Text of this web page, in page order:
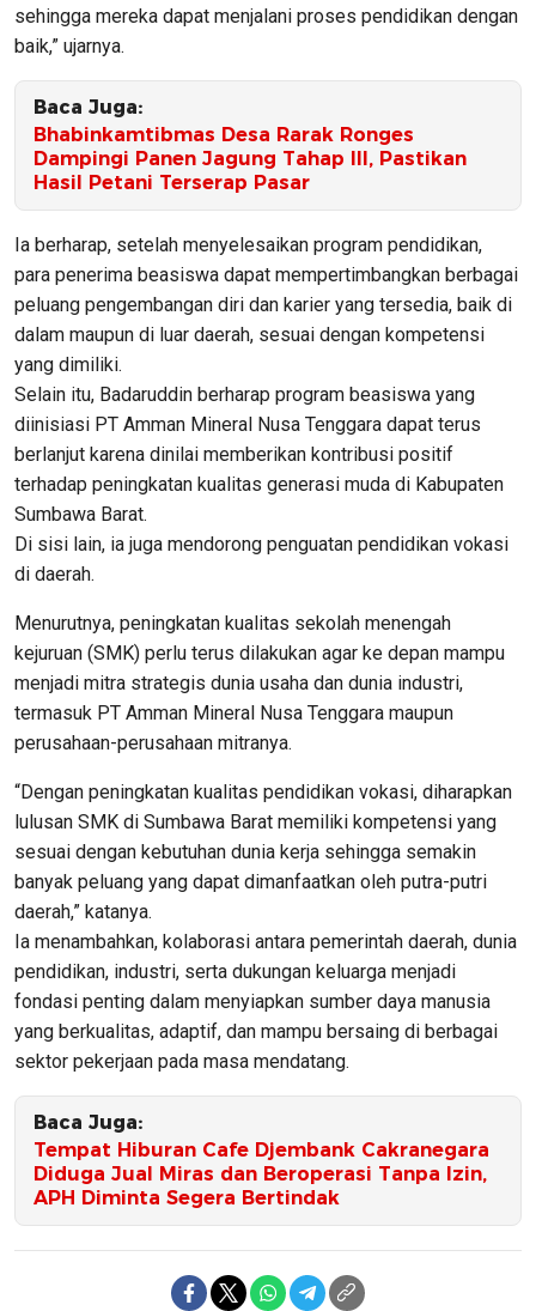
sehingga mereka dapat menjalani proses pendidikan dengan
baik,” ujarnya.
Baca Juga:
Bhabinkamtibmas Desa Rarak Ronges
Dampingi Panen Jagung Tahap III, Pastikan
Hasil Petani Terserap Pasar
Ia berharap, setelah menyelesaikan program pendidikan,
para penerima beasiswa dapat mempertimbangkan berbagai
peluang pengembangan diri dan karier yang tersedia, baik di
dalam maupun di luar daerah, sesuai dengan kompetensi
yang dimiliki.
Selain itu, Badaruddin berharap program beasiswa yang
diinisiasi PT Amman Mineral Nusa Tenggara dapat terus
berlanjut karena dinilai memberikan kontribusi positif
terhadap peningkatan kualitas generasi muda di Kabupaten
Sumbawa Barat.
Di sisi lain, ia juga mendorong penguatan pendidikan vokasi
di daerah.
Menurutnya, peningkatan kualitas sekolah menengah
kejuruan (SMK) perlu terus dilakukan agar ke depan mampu
menjadi mitra strategis dunia usaha dan dunia industri,
termasuk PT Amman Mineral Nusa Tenggara maupun
perusahaan-perusahaan mitranya.
“Dengan peningkatan kualitas pendidikan vokasi, diharapkan
lulusan SMK di Sumbawa Barat memiliki kompetensi yang
sesuai dengan kebutuhan dunia kerja sehingga semakin
banyak peluang yang dapat dimanfaatkan oleh putra-putri
daerah,” katanya.
Ia menambahkan, kolaborasi antara pemerintah daerah, dunia
pendidikan, industri, serta dukungan keluarga menjadi
fondasi penting dalam menyiapkan sumber daya manusia
yang berkualitas, adaptif, dan mampu bersaing di berbagai
sektor pekerjaan pada masa mendatang.
Baca Juga:
Tempat Hiburan Cafe Djembank Cakranegara
Diduga Jual Miras dan Beroperasi Tanpa Izin,
APH Diminta Segera Bertindak